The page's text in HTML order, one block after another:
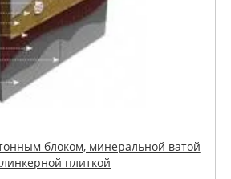
блоком, минеральной ватой
плиткой